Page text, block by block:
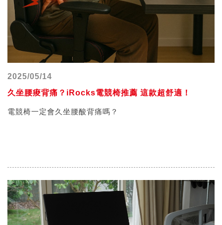
2025/05/14
久坐腰痠背痛？iRocks電競椅推薦 這款超舒適！
電競椅一定會久坐腰酸背痛嗎？
是電競椅一定會久坐腰酸背痛嗎？